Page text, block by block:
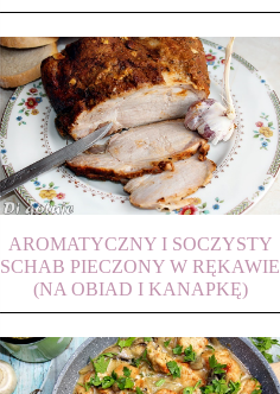
AROMATYCZNY I SOCZYSTY
SCHAB PIECZONY W RĘKAWIE
(NA OBIAD I KANAPKĘ)